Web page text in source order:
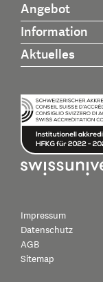
Angebot
Information
Aktuelles
Impressum
Datenschutz
AGB
Sitemap